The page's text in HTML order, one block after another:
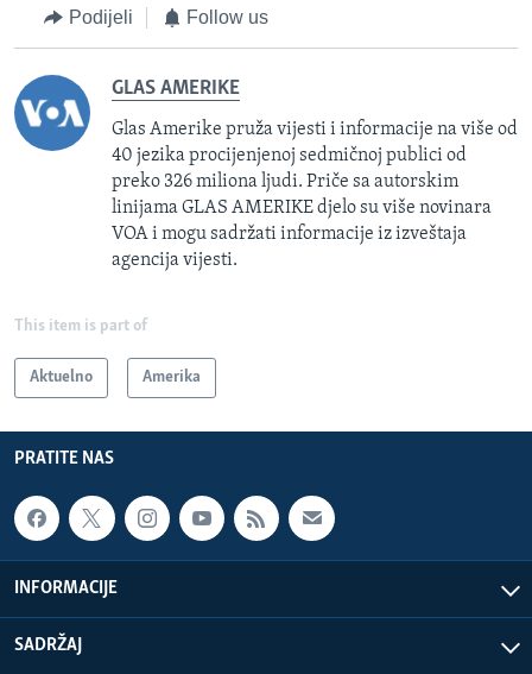
Podijeli Follow us
GLAS AMERIKE
Glas Amerike pruža vijesti i informacije na više od
40 jezika procijenjenoj sedmičnoj publici od
preko 326 miliona ljudi. Priče sa autorskim
linijama GLAS AMERIKE djelo su više novinara
VOA i mogu sadržati informacije iz izveštaja
agencija vijesti.
This item is part of
Aktuelno Amerika
PRATITE NAS
INFORMACIJE
SADRŽAJ